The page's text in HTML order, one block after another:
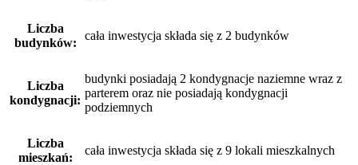
Liczba
budynków:
cała inwestycja składa się z 2 budynków
Liczba
kondygnacji:
budynki posiadają 2 kondygnacje naziemne wraz z
parterem oraz nie posiadają kondygnacji
podziemnych
Liczba
mieszkań:
cała inwestycja składa się z 9 lokali mieszkalnych